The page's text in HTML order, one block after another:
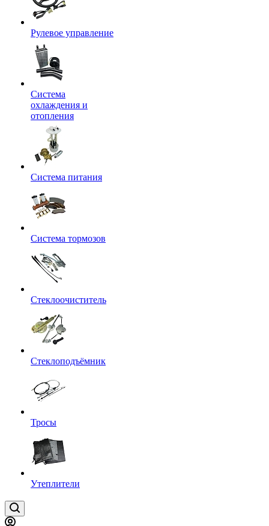
Рулевое управление
Система
охлаждения и
отопления
Система питания
Система тормозов
Стеклоочиститель
Стеклоподъёмник
Тросы
Утеплители